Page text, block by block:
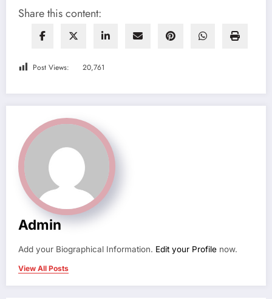
Share this content:
Post Views: 20,761
Admin
Add your Biographical Information. Edit your Profile now.
View All Posts